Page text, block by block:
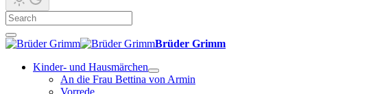
Brüder Grimm
Kinder- und Hausmärchen
An die Frau Bettina von Armin
Vorrede